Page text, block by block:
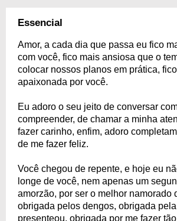
Essencial
Amor, a cada dia que passa eu fico
com você, fico mais ansiosa que o
colocar nossos planos em prática,
apaixonada por você.
Eu adoro o seu jeito de conversar
compreender, de chamar a minha
fazer carinho, enfim, adoro
de me fazer feliz.
Você chegou de repente, e hoje eu
longe de você, nem apenas um
amorzão, por ser o melhor namorado
obrigada pelos dengos, obrigada
presenteou, obrigada por me fazer